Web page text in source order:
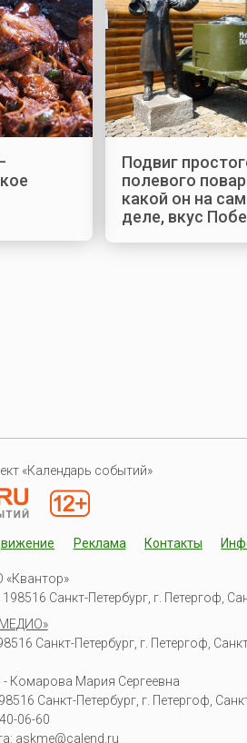
Подвиг
полевого
какой он на
деле, вкус
«Календарь событий»
Реклама Контакты
«Квантор»
Санкт-Петербург, г. Петергоф,
Санкт-Петербург, г. Петергоф,
- Комарова Мария Сергеевна
Санкт-Петербург, г. Петергоф,
06-60
askme@calend.ru